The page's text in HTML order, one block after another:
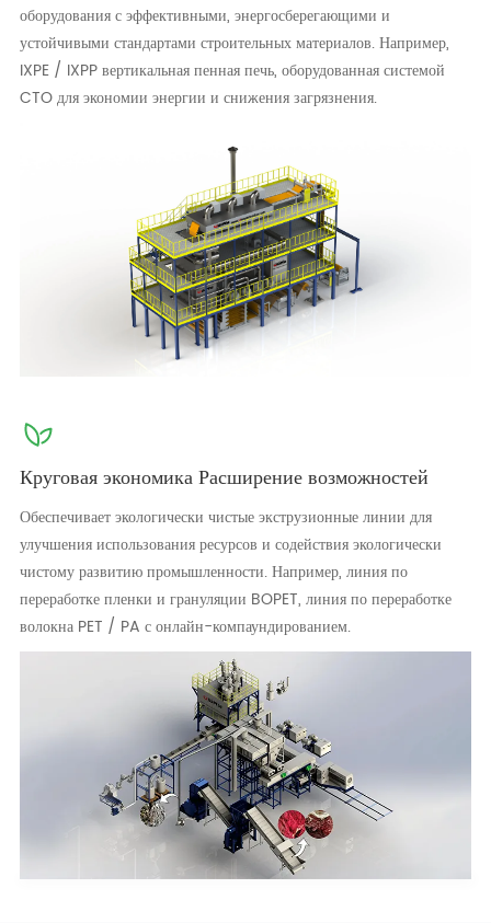
оборудования с эффективными, энергосберегающими и
устойчивыми стандартами строительных материалов. Например,
IXPE / IXPP вертикальная пенная печь, оборудованная системой
CTO для экономии энергии и снижения загрязнения.
Круговая экономика Расширение возможностей
Обеспечивает экологически чистые экструзионные линии для
улучшения использования ресурсов и содействия экологически
чистому развитию промышленности. Например, линия по
переработке пленки и грануляции BOPET, линия по переработке
волокна PET / PA с онлайн-компаундированием.